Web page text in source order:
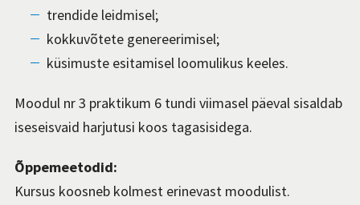
trendide leidmisel;
kokkuvõtete genereerimisel;
küsimuste esitamisel loomulikus keeles.
Moodul nr3 praktikum 6 tundi viimasel päevalsisaldab
iseseisvaid harjutusi koos tagasisidega.
Õppemeetodid:
Kursus koosneb kolmest erinevast moodulist.